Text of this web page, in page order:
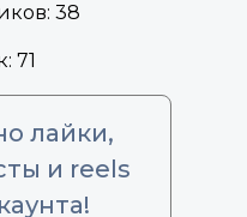
38
71
лайки,
и reels